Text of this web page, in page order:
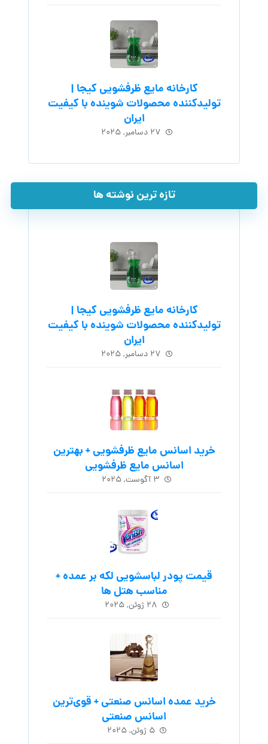
کارخانه مایع ظرفشویی کیجا |
تولیدکننده محصولات شوینده با کیفیت
ایران
۲۷ دسامبر, ۲۰۲۵
تازه ترین نوشته ها
کارخانه مایع ظرفشویی کیجا |
تولیدکننده محصولات شوینده با کیفیت
ایران
۲۷ دسامبر, ۲۰۲۵
خرید اسانس مایع ظرفشویی + بهترین
اسانس مایع ظرفشویی
۳ آگوست, ۲۰۲۵
قیمت پودر لباسشویی لکه بر عمده +
مناسب هتل ها
۲۸ ژوئن, ۲۰۲۵
خرید عمده اسانس صنعتی + قوی‌ترین
اسانس‌ صنعتی
۵ ژوئن, ۲۰۲۵